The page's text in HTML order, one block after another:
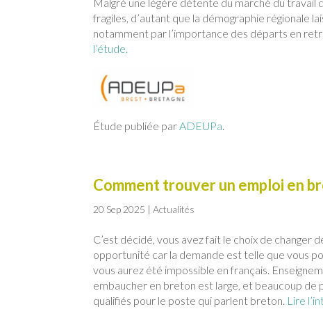
fragiles, d’autant que la démographie régionale
notamment par l’importance des départs en
l’étude.
Étude publiée parADEUPa.
Comment trouver un emploi en
20 Sep 2025 |Actualités
C’est décidé, vous avez fait le choix de changer
opportunité car la demande est telle que vous
vous aurez été impossible en français.
embaucher en breton est large, et beaucoup de
qualifiés pour le poste qui parlent breton. Lire